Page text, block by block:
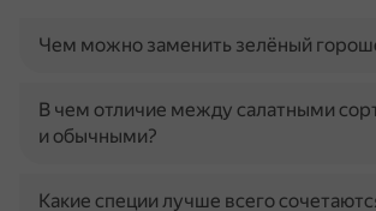
Чем можно заменить зелёный
В чем отличие между салатными
и обычными?
Какие специи лучше всего